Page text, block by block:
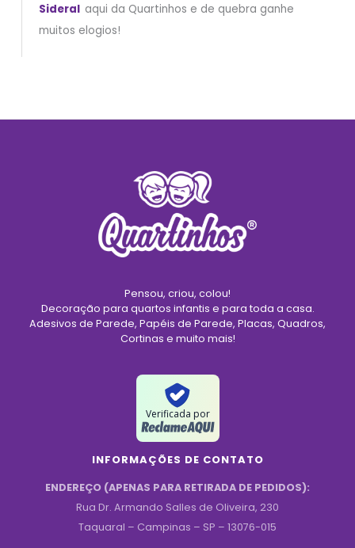
Sideral aqui da Quartinhos e de quebra ganhe
muitos elogios!
Pensou, criou, colou!
Decoração para quartos infantis e para toda a casa.
Adesivos de Parede, Papéis de Parede, Placas, Quadros,
Cortinas e muito mais!
Verificada por
INFORMAÇÕES DE CONTATO
ENDEREÇO (APENAS PARA RETIRADA DE PEDIDOS):
Rua Dr. Armando Salles de Oliveira, 230
Taquaral – Campinas – SP – 13076-015